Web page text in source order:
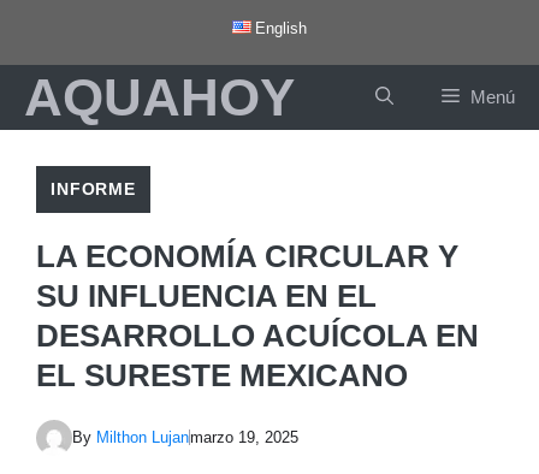
contenido
English
AQUAHOY Menú
INFORME
LA ECONOMÍA CIRCULAR Y
SU INFLUENCIA EN EL
DESARROLLO ACUÍCOLA EN
EL SURESTE MEXICANO
By Milthon Lujanmarzo 19, 2025